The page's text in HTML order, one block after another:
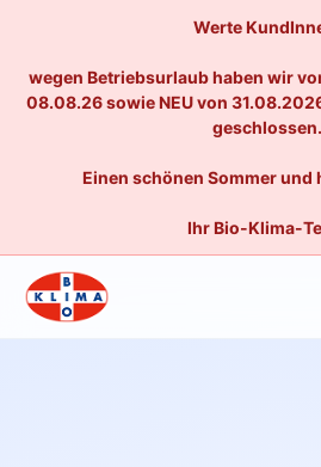
Werte
wegen Betriebsurlaub haben wir
08.08.26 sowie NEU von
geschlossen.
Einen schönen Sommer und
Ihr Bio-Klima-